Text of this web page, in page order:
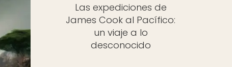
Las expediciones de
James Cook al Pacífico:
un viaje a lo
desconocido